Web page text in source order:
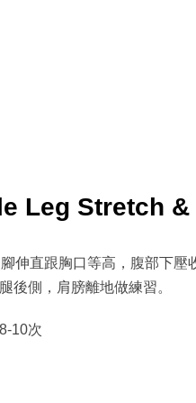
Leg Stretch
伸直跟胸口等高，腹部下壓
後側，肩膀離地做練習。
10次